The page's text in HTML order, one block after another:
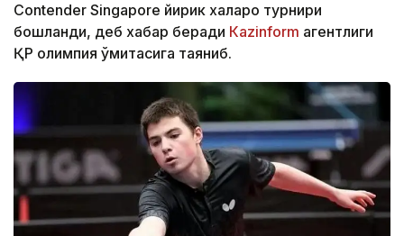
Contender Singapore йирик халқаро турнири
бошланди, деб хабар беради Каzinform агентлиги
ҚР олимпия қўмитасига таяниб.